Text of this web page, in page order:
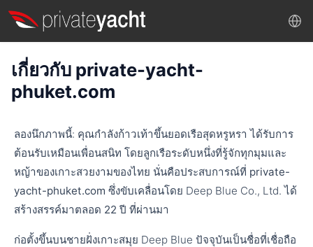
เกี่ยวกับ private-yacht-
phuket.com
ลองนึกภาพนี้: คุณกำลังก้าวเท้าขึ้นยอดเรือสุดหรูหรา ได้รับการ
ต้อนรับเหมือนเพื่อนสนิท โดยลูกเรือระดับหนึ่งที่รู้จักทุกมุมและ
หญ้าของเกาะสวยงามของไทย นั่นคือประสบการณ์ที่ private-
yacht-phuket.com ซึ่งขับเคลื่อนโดย Deep Blue Co., Ltd. ได้
สร้างสรรค์มาตลอด 22 ปี ที่ผ่านมา
ก่อตั้งขึ้นบนชายฝั่งเกาะสมุย Deep Blue ปัจจุบันเป็นชื่อที่เชื่อถือ